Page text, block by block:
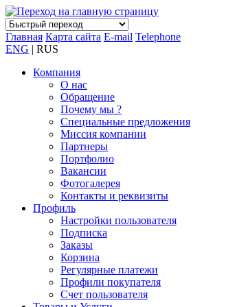
Главная Карта сайта E-mail Telephone
ENG | RUS
Компания
О нас
Обращение
Почему мы ?
Специальные предложения
Миссия компании
Партнеры
Портфолио
Вакансии
Фотогалерея
Контакты и реквизиты
Профиль
Настройки пользователя
Подписка
Заказы
Корзина
Регулярные платежи
Профили покупателя
Счет пользователя